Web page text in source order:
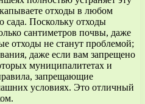
отходы в любом
сада. Поскольку отходы
сантиметров почвы, даже
отходы не станут проблемой;
даже если вам запрещено
муниципалитетах и
запрещающие
условиях. Это отличный